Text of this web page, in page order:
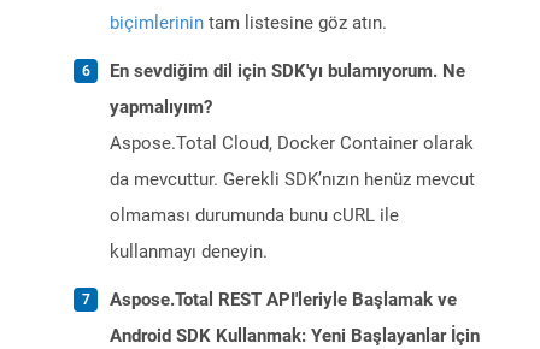
biçimlerinin tam listesine göz atın.
En sevdiğim dil için SDK'yı bulamıyorum. Ne
yapmalıyım?
Aspose.Total Cloud, Docker Container olarak
da mevcuttur. Gerekli SDK’nızın henüz mevcut
olmaması durumunda bunu cURL ile
kullanmayı deneyin.
Aspose.Total REST API'leriyle Başlamak ve
Android SDK Kullanmak: Yeni Başlayanlar İçin